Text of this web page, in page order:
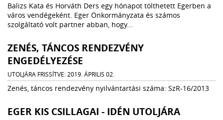
Balizs Kata és Horváth Ders egy hónapot tölthetett Egerben a
város vendégeként. Eger Önkormányzata és számos
szolgáltató volt partner abban, hogy...
ZENÉS, TÁNCOS RENDEZVÉNY
ENGEDÉLYEZÉSE
UTOLJÁRA FRISSÍTVE: 2019. ÁPRILIS 02.
Zenés, táncos rendezvény nyilvántartási száma: SzR-16/2013
EGER KIS CSILLAGAI - IDÉN UTOLJÁRA